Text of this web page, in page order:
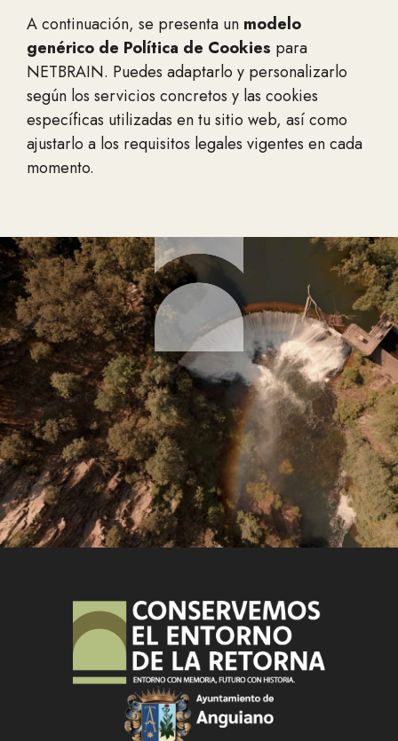
A continuación, se presenta un modelo
genérico de Política de Cookies para
NETBRAIN. Puedes adaptarlo y personalizarlo
según los servicios concretos y las cookies
específicas utilizadas en tu sitio web, así como
ajustarlo a los requisitos legales vigentes en cada
momento.